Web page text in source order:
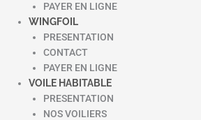
PAYER EN LIGNE
WINGFOIL
PRESENTATION
CONTACT
PAYER EN LIGNE
VOILE HABITABLE
PRESENTATION
NOS VOILIERS